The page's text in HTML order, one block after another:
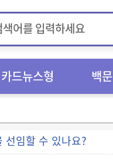
카드뉴스형 백
선임할 수 있나요?